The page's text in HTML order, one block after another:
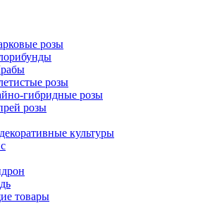
розы
розы
гибридные розы
розы
культуры
товары